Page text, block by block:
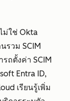
ม่ใช่ Okta
รวม SCIM
ถตั้งค่า SCIM
Entra ID,
เรียนรู้เพิ่ม